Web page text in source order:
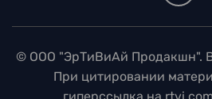
© ООО "ЭрТиВиАй Продакшн".
При цитировании